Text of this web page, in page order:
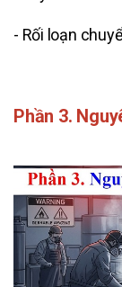
- Rối loạn
Phần 3.